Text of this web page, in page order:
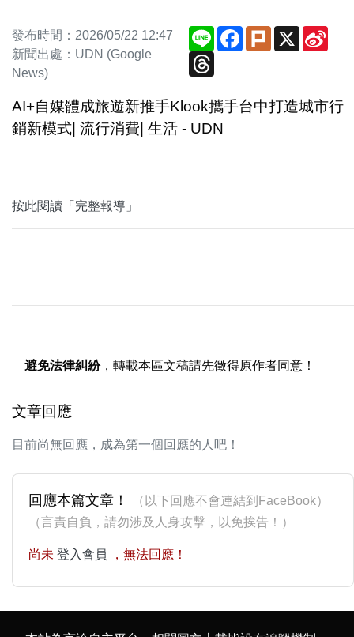
發布時間：2026/05/22 12:47
新聞出處：UDN (Google
News)
Line Facebook
PlurkX
Sina
Threads
AI+自媒體成旅遊新推手Klook攜手台中打造城市行
銷新模式| 流行消費| 生活 - UDN
按此閱讀「完整報導」
避免法律糾紛，轉載本區文稿請先徵得原作者同意！
文章回應
目前尚無回應，成為第一個回應的人吧！
回應本篇文章！
（以下回應不會連結到FaceBook）
（言責自負，請勿涉及人身攻擊，以免挨告！）
尚未 登入會員 ，無法回應！